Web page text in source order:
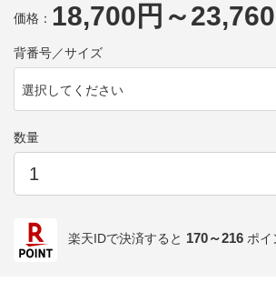
価格： 18,700円～
背番号／サイズ
選択してください
数量
楽天IDで決済すると 170～216 ポイ